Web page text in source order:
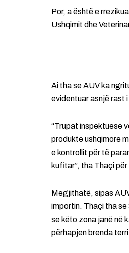
Por, a është e
Ushqimit dhe
Ai tha se AUV ka
evidentuar asnjë rast
“Trupat inspektuese
produkte ushqimore
e kontrollit për të
kufitar”, tha Thaçi
Megjithatë, sipas
importin. Thaçi tha se
se këto zona janë në
përhapjen brenda